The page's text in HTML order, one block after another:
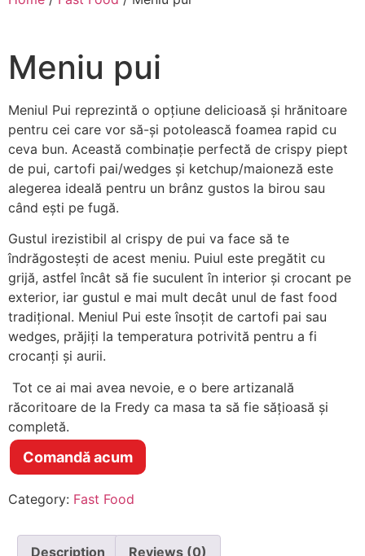
Meniu pui
Meniul Pui reprezintă o opțiune delicioasă și hrănitoare
pentru cei care vor să-și potolească foamea rapid cu
ceva bun. Această combinație perfectă de crispy piept
de pui, cartofi pai/wedges și ketchup/maioneză este
alegerea ideală pentru un brânz gustos la birou sau
când ești pe fugă.
Gustul irezistibil al crispy de pui va face să te
îndrăgostești de acest meniu. Puiul este pregătit cu
grijă, astfel încât să fie suculent în interior și crocant pe
exterior, iar gustul e mai mult decât unul de fast food
tradițional. Meniul Pui este însoțit de cartofi pai sau
wedges, prăjiți la temperatura potrivită pentru a fi
crocanți și aurii.
Tot ce ai mai avea nevoie, e o bere artizanală
răcoritoare de la Fredy ca masa ta să fie sățioasă și
completă.
Comandă acum
Category: Fast Food
Description Reviews (0)